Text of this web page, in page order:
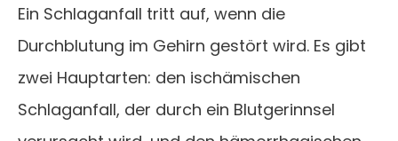
Ein Schlaganfall tritt auf, wenn die
Durchblutung im Gehirn gestört wird. Es gibt
zwei Hauptarten: den ischämischen
Schlaganfall, der durch ein Blutgerinnsel